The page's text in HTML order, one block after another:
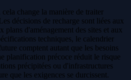
change la manière de traiter
décisions de recharge sont liées aux
plans d'aménagement des sites et aux
techniques, le calendrier
comptent autant que les besoins
planification précoce réduit le risque
précipitées ou d'infrastructures
que les exigences se durcissent.